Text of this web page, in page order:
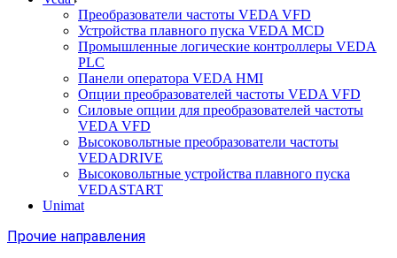
Преобразователи частоты VEDA VFD
Устройства плавного пуска VEDA MCD
Промышленные логические контроллеры VEDA
PLC
Панели оператора VEDA HMI
Опции преобразователей частоты VEDA VFD
Силовые опции для преобразователей частоты
VEDA VFD
Высоковольтные преобразователи частоты
VEDADRIVE
Высоковольтные устройства плавного пуска
VEDASTART
Unimat
Прочие направления